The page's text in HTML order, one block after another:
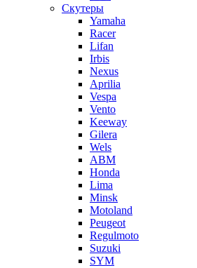
Скутеры
Yamaha
Racer
Lifan
Irbis
Nexus
Aprilia
Vespa
Vento
Keeway
Gilera
Wels
ABM
Honda
Lima
Minsk
Motoland
Peugeot
Regulmoto
Suzuki
SYM